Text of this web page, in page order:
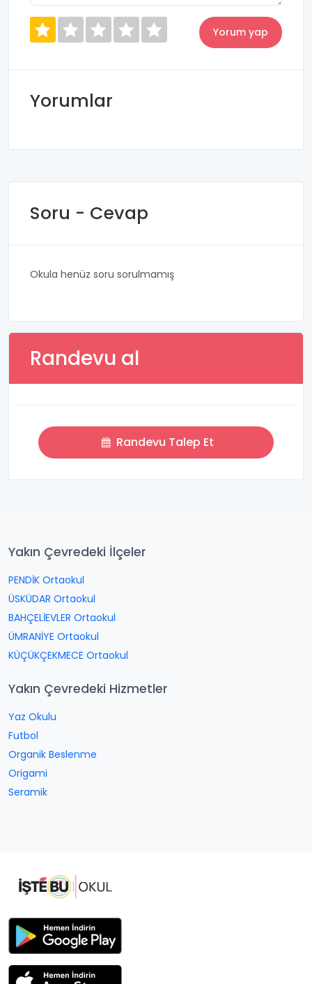
Yorumlar
Soru - Cevap
Okula henüz soru sorulmamış
Randevu al
Randevu Talep Et
Yakın Çevredeki İlçeler
PENDİK Ortaokul
ÜSKÜDAR Ortaokul
BAHÇELİEVLER Ortaokul
ÜMRANİYE Ortaokul
KÜÇÜKÇEKMECE Ortaokul
Yakın Çevredeki Hizmetler
Yaz Okulu
Futbol
Organik Beslenme
Origami
Seramik